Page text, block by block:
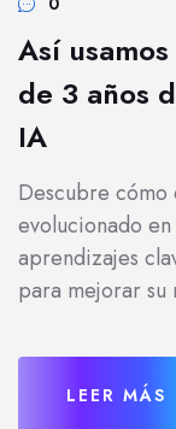
Así
de 3 años
IA
Descubre cómo
evolucionado
aprendizajes
para mejorar
LEER MÁS